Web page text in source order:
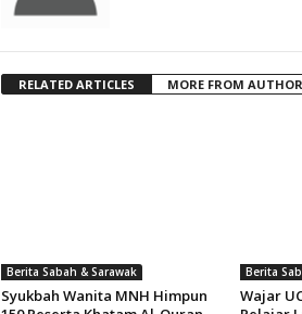
RELATED ARTICLES MORE FROM AUTHOR
Berita Sabah & Sarawak
Syukbah Wanita MNH Himpun
Berita
Wajar